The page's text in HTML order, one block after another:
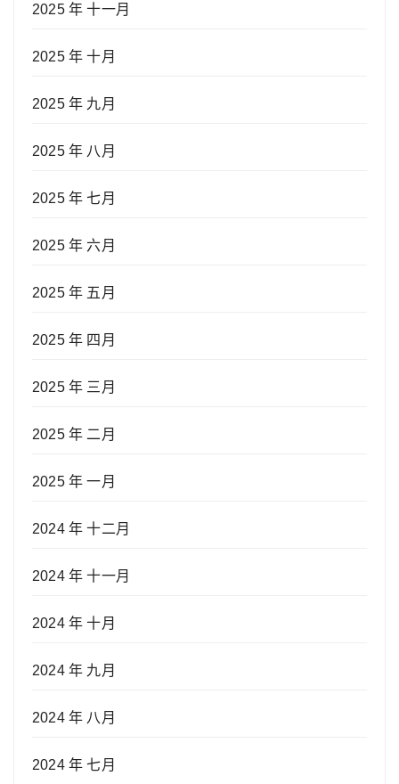
2025 年 十一月
2025 年 十月
2025 年 九月
2025 年 八月
2025 年 七月
2025 年 六月
2025 年 五月
2025 年 四月
2025 年 三月
2025 年 二月
2025 年 一月
2024 年 十二月
2024 年 十一月
2024 年 十月
2024 年 九月
2024 年 八月
2024 年 七月